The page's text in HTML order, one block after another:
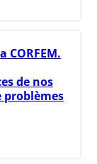
CORFEM.
de nos
problèmes